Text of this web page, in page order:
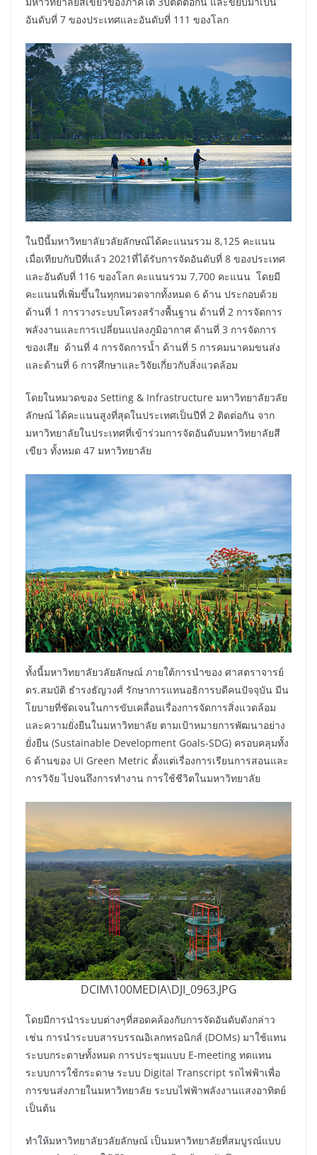
อันดับที่ 7 ของประเทศและอันดับที่ 111 ของโลก
ในปีนี้มหาวิทยาลัยวลัยลักษณ์ได้คะแนนรวม 8,125 คะแนน
เมื่อเทียบกับปีที่แล้ว 2021ที่ได้รับการจัดอันดับที่ 8 ของประเทศ
และอันดับที่ 116 ของโลก คะแนนรวม 7,700 คะแนน โดยมี
คะแนนที่เพิ่มขึ้นในทุกหมวดจากทั้งหมด 6 ด้าน ประกอบด้วย
ด้านที่ 1 การวางระบบโครงสร้างพื้นฐาน ด้านที่ 2 การจัดการ
พลังงานและการเปลี่ยนแปลงภูมิอากาศ ด้านที่ 3 การจัดการ
ของเสีย ด้านที่ 4 การจัดการน้ำ ด้านที่ 5 การคมนาคมขนส่ง
และด้านที่ 6 การศึกษาและวิจัยเกี่ยวกับสิ่งแวดล้อม
โดยในหมวดของ Setting & Infrastructure มหาวิทยาลัยวลัย
ลักษณ์ ได้คะแนนสูงที่สุดในประเทศเป็นปีที่ 2 ติดต่อกัน จาก
มหาวิทยาลัยในประเทศที่เข้าร่วมการจัดอันดับมหาวิทยาลัยสี
เขียว ทั้งหมด 47 มหาวิทยาลัย
ทั้งนี้มหาวิทยาลัยวลัยลักษณ์ ภายใต้การนำของ ศาสตราจารย์
ดร.สมบัติ ธำรงธัญวงศ์ รักษาการแทนอธิการบดีคนปัจจุบัน มีน
โยบายที่ชัดเจนในการขับเคลื่อนเรื่องการจัดการสิ่งแวดล้อม
และความยั่งยืนในมหาวิทยาลัย ตามเป้าหมายการพัฒนาอย่าง
ยั่งยืน (Sustainable Development Goals-SDG) ครอบคลุมทั้ง
6 ด้านของ UI Green Metric ตั้งแต่เรื่องการเรียนการสอนและ
การวิจัย ไปจนถึงการทำงาน การใช้ชีวิตในมหาวิทยาลัย
DCIM\100MEDIA\DJI_0963.JPG
โดยมีการนำระบบต่างๆที่สอดคล้องกับการจัดอันดับดังกล่าว
เช่น การนำระบบสารบรรณอิเลกทรอนิกส์ (DOMs) มาใช้แทน
ระบบกระดาษทั้งหมด การประชุมแบบ E-meeting ทดแทน
ระบบการใช้กระดาษ ระบบ Digital Transcript รถไฟฟ้าเพื่อ
การขนส่งภายในมหาวิทยาลัย ระบบไฟฟ้าพลังงานแสงอาทิตย์
เป็นต้น
ทำให้มหาวิทยาลัยวลัยลักษณ์ เป็นมหาวิทยาลัยที่สมบูรณ์แบบ